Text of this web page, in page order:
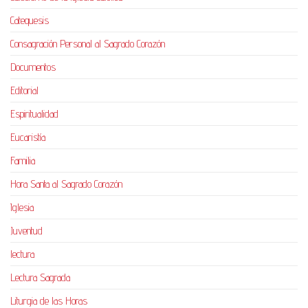
Catequesis
Consagración Personal al Sagrado Corazón
Documentos
Editorial
Espiritualidad
Eucaristía
Familia
Hora Santa al Sagrado Corazón
Iglesia
Juventud
lectura
Lectura Sagrada
Liturgia de las Horas